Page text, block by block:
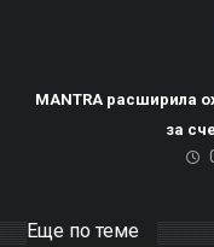
MANTRA расширила
за
Еще по теме